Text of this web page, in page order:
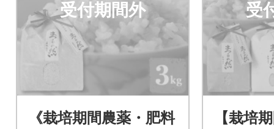
受付期間外
《栽培期間農薬・肥料
受
【栽培